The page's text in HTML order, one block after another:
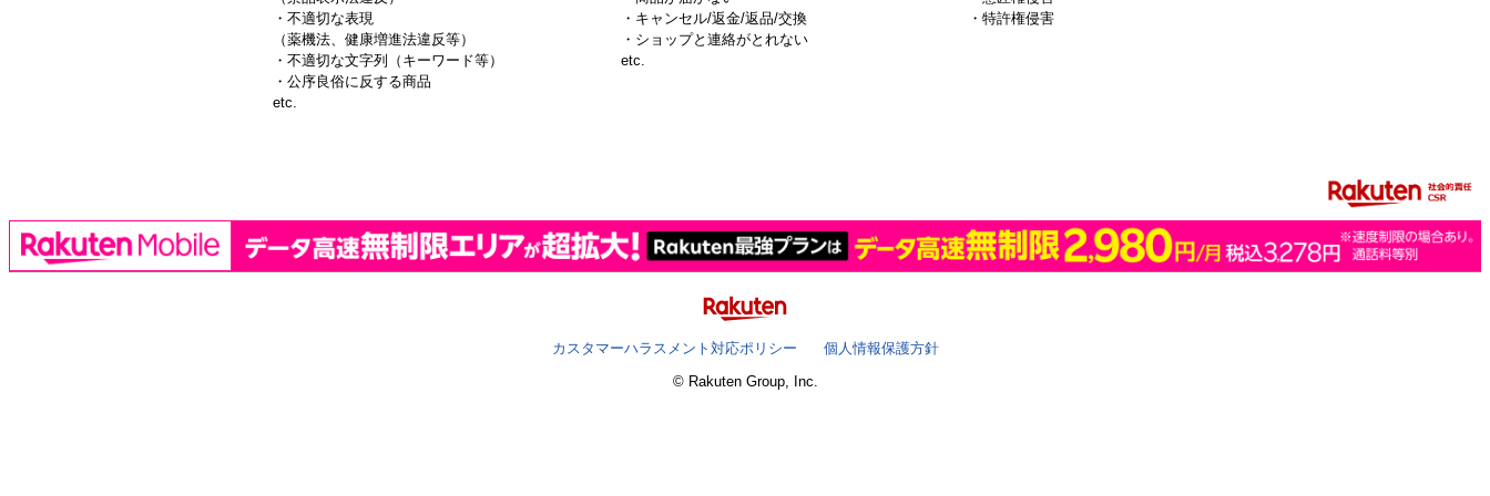
・不適切な表現
（薬機法、健康増進法違反等）
・不適切な文字列（キーワード等）
・公序良俗に反する商品
etc.
・キャンセル/返金/返品/交換
・ショップと連絡がとれない
etc.
・特許権侵害
カスタマーハラスメント対応ポリシー
個人情報保護方針
© Rakuten Group, Inc.